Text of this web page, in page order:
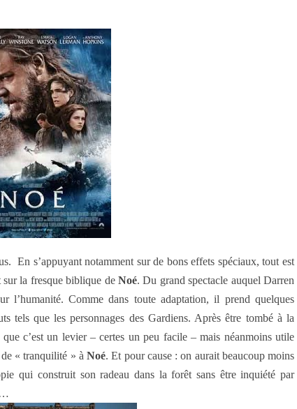
En s’appuyant notamment sur de bons effets spéciaux, tout est
sur la fresque biblique de Noé. Du grand spectacle auquel Darren
l’humanité. Comme dans toute adaptation, il prend quelques
tels que les personnages des Gardiens. Après être tombé à la
c’est un levier – certes un peu facile – mais néanmoins utile
de « tranquilité » àNoé. Et pour cause : on aurait beaucoup moins
qui construit son radeau dans la forêt sans être inquiété par